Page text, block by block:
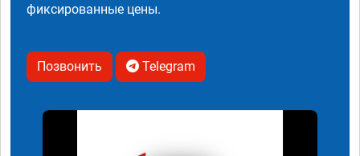
фиксированные цены.
Позвонить Telegram